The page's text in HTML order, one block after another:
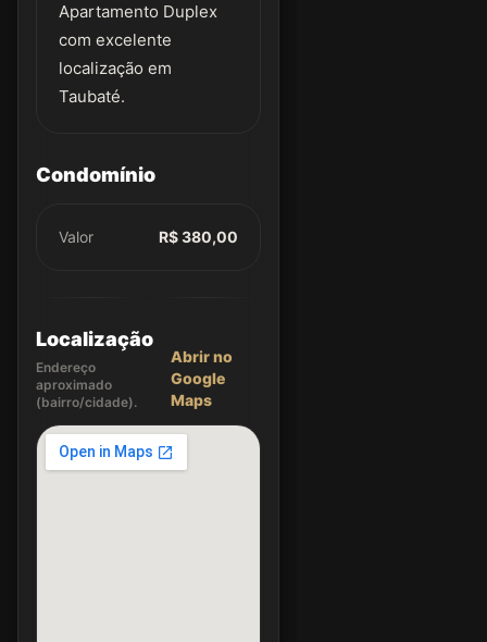
Apartamento Duplex
com excelente
localização em
Taubaté.
Condomínio
Valor R$ 380,00
Localização
Endereço
aproximado
(bairro/cidade).
Abrir no
Google
Maps